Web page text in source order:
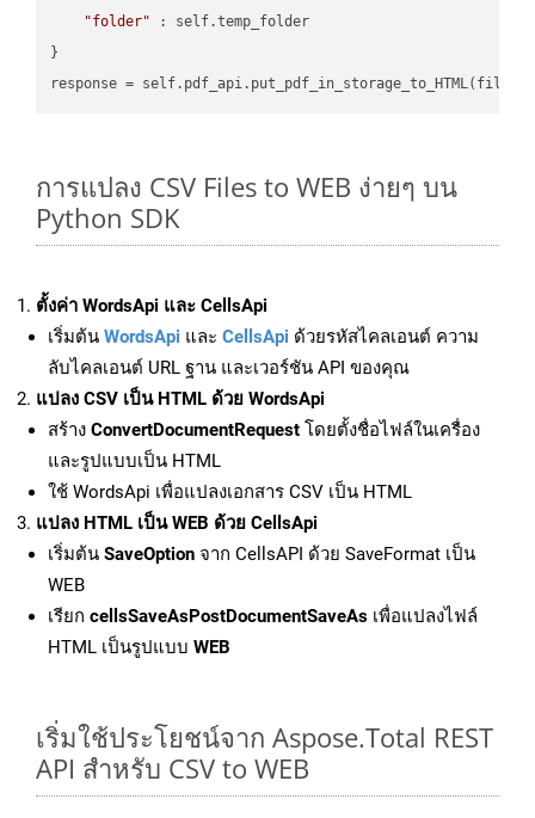
"folder" : self.temp_folder
}
การแปลง CSV Files to WEB ง่ายๆ บน
Python SDK
ตั้งค่า WordsApi และ CellsApi
เริ่มต้น WordsApi และ CellsApi ด้วยรหัสไคลเอนต์ ความ
ลับไคลเอนต์ URL ฐาน และเวอร์ชัน API ของคุณ
แปลง CSV เป็น HTML ด้วย WordsApi
สร้าง ConvertDocumentRequest โดยตั้งชื่อไฟล์ในเครื่อง
และรูปแบบเป็น HTML
ใช้ WordsApi เพื่อแปลงเอกสาร CSV เป็น HTML
แปลง HTML เป็น WEB ด้วย CellsApi
เริ่มต้น SaveOption จาก CellsAPI ด้วย SaveFormat เป็น
WEB
เรียก cellsSaveAsPostDocumentSaveAs เพื่อแปลงไฟล์
HTML เป็นรูปแบบ WEB
เริ่มใช้ประโยชน์จาก Aspose.Total REST
API สำหรับ CSV to WEB